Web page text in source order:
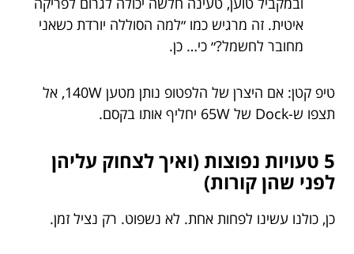
איטית. זה מרגיש כמו ״למה הסוללה יורדת כשאני
מחובר לחשמל?״ כי… כן.
טיפ קטן: אם היצרן של הלפטופ נותן מטען 140W, אל
תצפו ש-Dock של 65W יחליף אותו בקסם.
5 טעויות נפוצות (ואיך לצחוק עליהן
לפני שהן קורות)
כן, כולנו עשינו לפחות אחת. לא נשפוט. רק נציל זמן.